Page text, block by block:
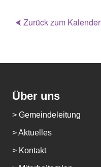
⮜ Zurück zum Kalender
Über uns
> Gemeindeleitung
> Aktuelles
> Kontakt